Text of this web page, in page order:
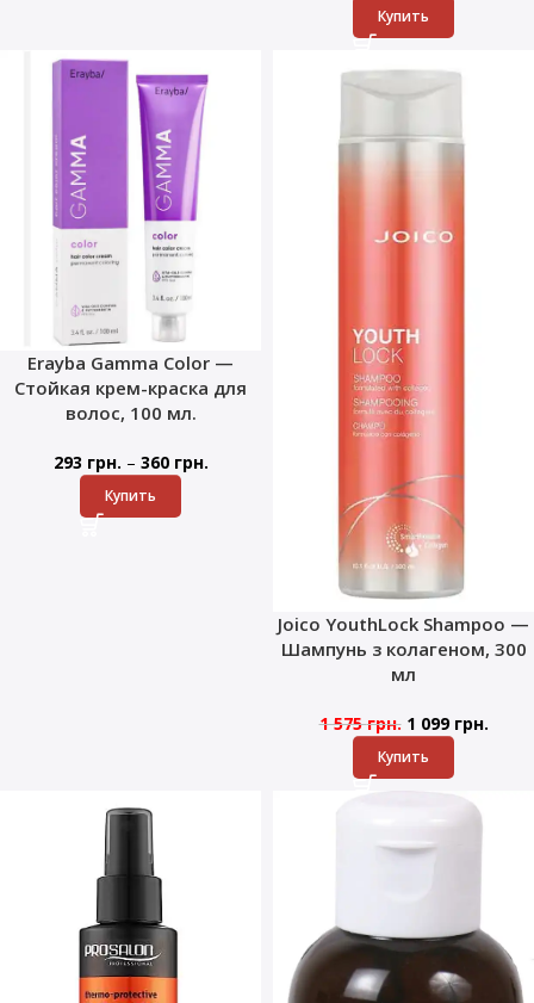
Купить
Erayba Gamma Color —
Стойкая крем-краска для
волос, 100 мл.
293 грн. – 360 грн.
Купить
Joico YouthLock Shampoo —
Шампунь з колагеном, 300
мл
1 575грн. 1 099 грн.
Купить